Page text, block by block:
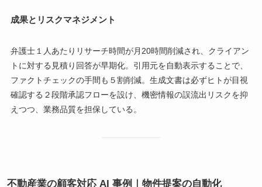
成果とリスクマネジメント
弁護士１人あたりリサーチ時間が月20時間削減され、クライアン
トに対する見積り回答が早期化。引用元を自動表示することで、
ファクトチェックの手間も５割削減。生成文書は必ずヒトが目視
確認する２段階承認フローを設け、機密情報の誤流出リスクを抑
えつつ、業務品質を担保している。
不動産業の顧客対応 AI 事例｜物件提案の自動化